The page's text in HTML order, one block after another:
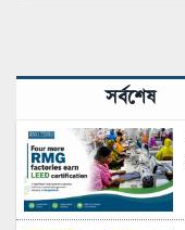
সর্বশেষ